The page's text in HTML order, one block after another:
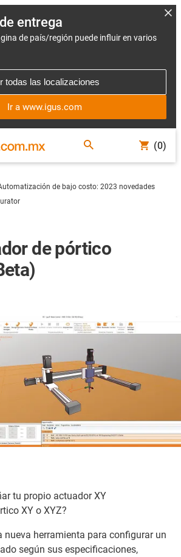
entrega
de país/región puede influir en varios
todas las localizaciones
Ir a www.igus.com
(0)
de bajo costo: 2023 novedades
de pórtico
tu propio actuador XY
XY o XYZ?
nueva herramienta para configurar un
según sus especificaciones,